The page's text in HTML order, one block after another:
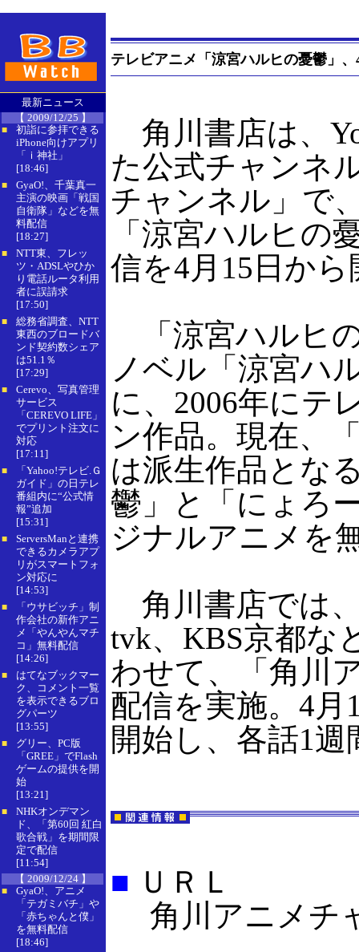
最新ニュース
【 2009/12/25 】
■
初詣に参拝できる
iPhone向けアプリ
「ｉ神社」
[18:46]
■
GyaO!、千葉真一
主演の映画「戦国
自衛隊」などを無
料配信
[18:27]
■
NTT東、フレッ
ツ・ADSLやひか
り電話ルータ利用
者に誤請求
[17:50]
■
総務省調査、NTT
東西のブロードバ
ンド契約数シェア
は51.1％
[17:29]
■
Cerevo、写真管理
サービス
「CEREVO LIFE」
でプリント注文に
対応
[17:11]
■
「Yahoo!テレビ.Ｇ
ガイド」の日テレ
番組内に“公式情
報”追加
[15:31]
■
ServersManと連携
できるカメラアプ
リがスマートフォ
ン対応に
[14:53]
■
「ウサビッチ」制
作会社の新作アニ
メ「やんやんマチ
コ」無料配信
[14:26]
■
はてなブックマー
ク、コメント一覧
を表示できるブロ
グパーツ
[13:55]
■
グリー、PC版
「GREE」でFlash
ゲームの提供を開
始
[13:21]
■
NHKオンデマン
ド、「第60回 紅白
歌合戦」を期間限
定で配信
[11:54]
【 2009/12/24 】
■
GyaO!、アニメ
「テガミバチ」や
「赤ちゃんと僕」
を無料配信
[18:46]
テレビアニメ「涼宮ハルヒの憂鬱」
角川書店は、
た公式チャンネ
チャンネル」で
「涼宮ハルヒの
信を4月15日か
「涼宮ハルヒ
ノベル「涼宮ハ
に、2006年にテ
ン作品。現在、
は派生作品とな
鬱」と「にょろ
ジナルアニメを
角川書店では
tvk、KBS京都な
わせて、「角川
配信を実施。4月
開始し、各話1
■ ＵＲＬ
角川アニメチ